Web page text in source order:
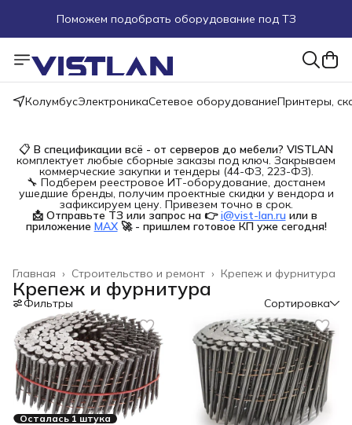
Поможем подобрать оборудование под ТЗ
Пуско-наладочные работы
Пришлите запрос на e-mail или в чат
КолумбусЭлектроникаСетевое оборудованиеПринтеры,
📋 В спецификации всё - от серверов до мебели? VISTLAN
комплектует любые сборные заказы под ключ. Закрываем
коммерческие закупки и тендеры (44-ФЗ, 223-ФЗ).
🔧 Подберем реестровое ИТ-оборудование, достанем
ушедшие бренды, получим проектные скидки у вендора и
зафиксируем цену. Привезем точно в срок.
📩 Отправьте ТЗ или запрос на 👉 i@vist-lan.ru или в
приложение MAX 🚀 - пришлем готовое КП уже сегодня!
Крепеж и фурнитура
Строительство и ремонт ›
Главная ›
Крепеж и фурнитура
Фильтры Сортировка
Осталась 1 штука